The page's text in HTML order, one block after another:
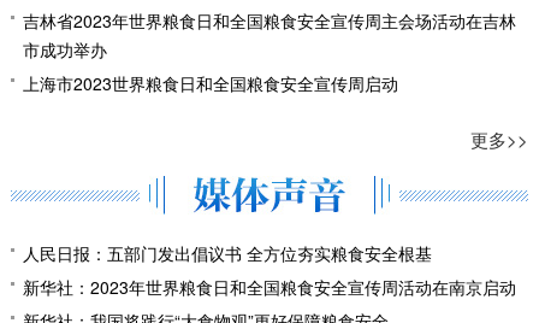
吉林省2023年世界粮食日和全国粮食安全宣传周主会场活动在吉林
市成功举办
上海市2023世界粮食日和全国粮食安全宣传周启动
更多>>
人民日报：五部门发出倡议书 全方位夯实粮食安全根基
新华社：2023年世界粮食日和全国粮食安全宣传周活动在南京启动